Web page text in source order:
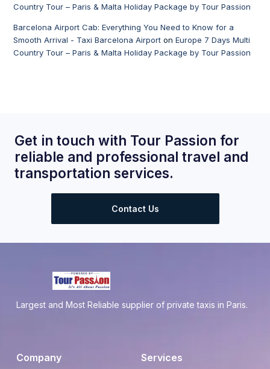
Country Tour – Paris & Malta Holiday Package by Tour Passion
Barcelona Airport Cab: Everything You Need to Know for a
Smooth Arrival - Taxi Barcelona Airport onEurope 7 Days Multi
Country Tour – Paris & Malta Holiday Package by Tour Passion
Get in touch with Tour Passion for
reliable and professional travel and
transportation services.
Contact Us
Largest and Most Reliable supplier of private taxis in Paris.
Company Services